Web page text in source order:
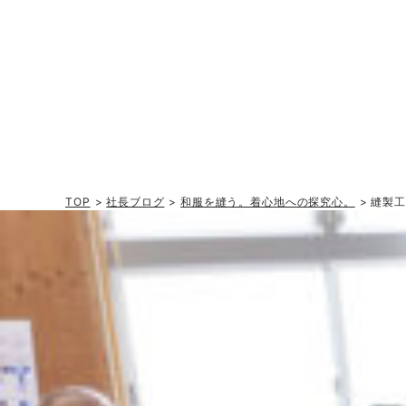
TOP >社長ブログ >和服を縫う。着心地への探究心。 > 縫製